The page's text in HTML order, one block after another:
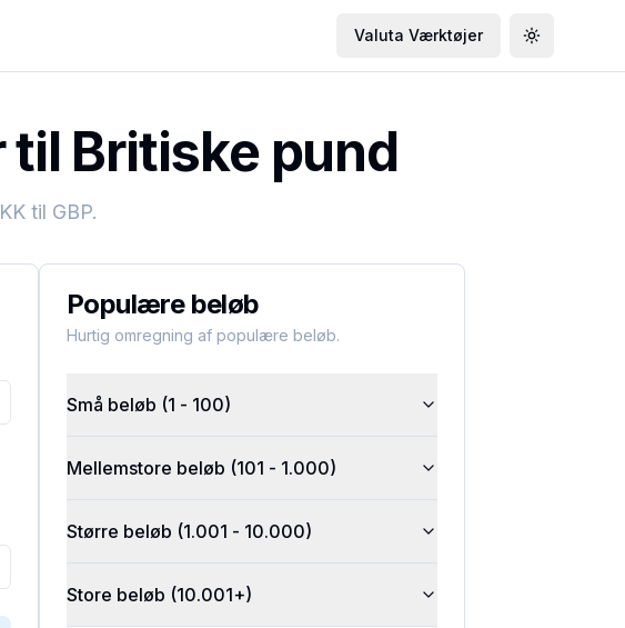
Valuta Værktøjer Toggle
til Britiske pund
til GBP.
Populære beløb
Hurtig omregning af populære beløb.
Små beløb (1 - 100)
Mellemstore beløb (101 - 1.000)
Større beløb (1.001 - 10.000)
Store beløb (10.001+)